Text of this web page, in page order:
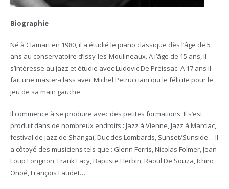
Biographie
Né à Clamart en 1980, il a étudié le piano classique dès l’âge de 5
ans au conservatoire d’Issy-les-Moulineaux. A l’âge de 15 ans, il
s’intéresse au jazz et étudie avec Ludovic De Preissac. A 17 ans il
fait une master-class avec Michel Petrucciani qui le félicite pour le
jeu de sa main gauche.
Il commence à se produire avec des petites formations. Il s’est
produit dans de nombreux endroits : Jazz à Vienne, Jazz à Marciac,
festival de jazz de Shangaï, Duc des Lombards, Sunset/Sunside… Il
a côtoyé des musiciens tels que : Glenn Ferris, Nicolas Folmer, Jean-
Loup Longnon, Frank Lacy, Baptiste Herbin, Raoul De Souza, Ichiro
Onoé, François Laudet…